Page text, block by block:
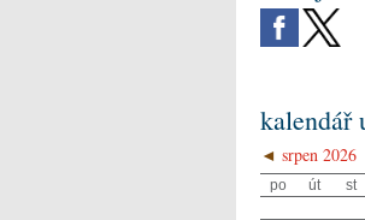
kalendář
◄ srpen 2026
po út st